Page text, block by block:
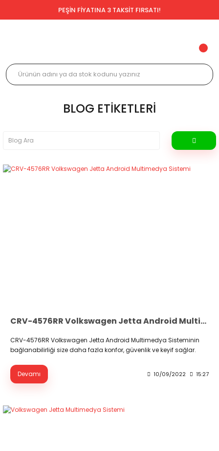
PEŞİN FİYATINA 3 TAKSİT FIRSATI!
BLOG ETIKETLERI
CRV-4576RR Volkswagen Jetta Android Multimedya Sistemi
CRV-4576RR Volkswagen Jetta Android Multimedya Sisteminin
bağlanabilirliği size daha fazla konfor, güvenlik ve keyif sağlar.
Devamı 10/09/2022 15:27